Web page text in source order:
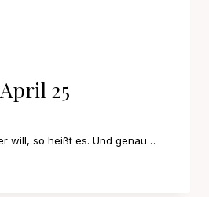
25
will, so heißt es. Und genau…